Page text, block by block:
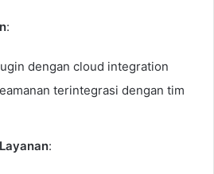
:
dengan cloud integration
terintegrasi dengan tim
: